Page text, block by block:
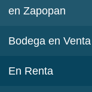
en Zapopan
Bodega en Venta
En Renta